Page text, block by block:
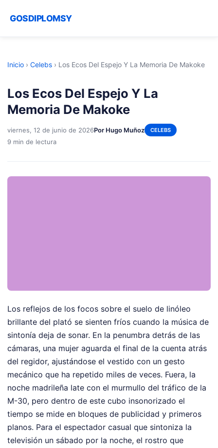
GOSDIPLOMSY
Inicio › Celebs › Los Ecos Del Espejo Y La Memoria De Makoke
Los Ecos Del Espejo Y La
Memoria De Makoke
viernes, 12 de junio de 2026Por Hugo Muñoz CELEBS
9 min de lectura
Los reflejos de los focos sobre el suelo de linóleo
brillante del plató se sienten fríos cuando la música de
sintonía deja de sonar. En la penumbra detrás de las
cámaras, una mujer aguarda el final de la cuenta atrás
del regidor, ajustándose el vestido con un gesto
mecánico que ha repetido miles de veces. Fuera, la
noche madrileña late con el murmullo del tráfico de la
M-30, pero dentro de este cubo insonorizado el
tiempo se mide en bloques de publicidad y primeros
planos. Para el espectador casual que sintoniza la
televisión un sábado por la noche, el rostro que